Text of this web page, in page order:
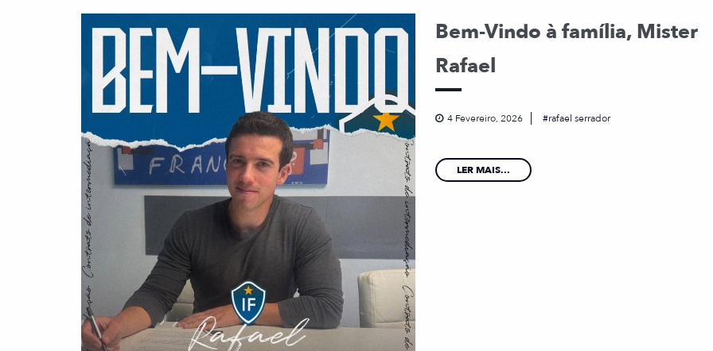
Bem-Vindo à família, Mister
Rafael
4 Fevereiro, 2026 rafael serrador
LER MAIS...